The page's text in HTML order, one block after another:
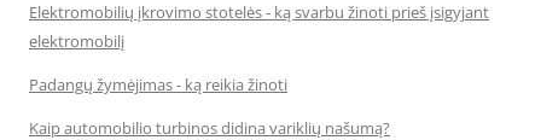
Elektromobilių įkrovimo stotelės - ką svarbu žinoti prieš įsigyjant
elektromobilį
Padangų žymėjimas - ką reikia žinoti
Kaip automobilio turbinos didina variklių našumą?